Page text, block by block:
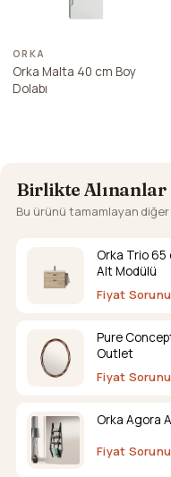
ORKA
Orka Malta 40 cm Boy
Dolabı
Birlikte Alınanlar
Bu ürünü tamamlayan
Orka Trio 65
Alt Modülü
Fiyat
Pure
Outlet
Fiyat
Orka Agora
Fiyat